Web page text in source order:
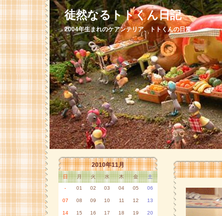
徒然なるトトくん日記
2004年生まれのケアンテリア、トトくんの日常
2010年11月
日 月 火 水 木 金 土
- 01 02 03 04 05 06
07 08 09 10 11 12 13
14 15 16 17 18 19 20